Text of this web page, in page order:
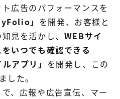
広告のパフォーマンスを
」 を開発、お客様と
見を活かし、 WEBサイ
いつでも確認できる
アプリ」 を開発し、この
した。
、広報や広告宣伝、マー